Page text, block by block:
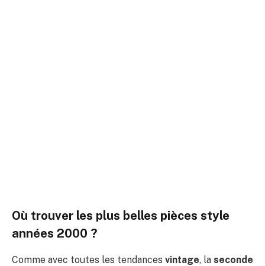
Où trouver les plus belles pièces style
années 2000 ?
Comme avec toutes les tendances vintage, la seconde